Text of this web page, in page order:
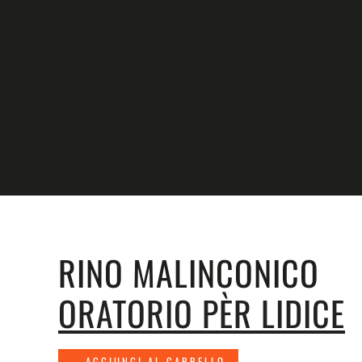
RINO MALINCONICO
ORATORIO PÈR LIDICE